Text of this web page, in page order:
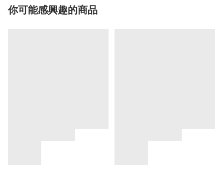
你可能感興趣的商品